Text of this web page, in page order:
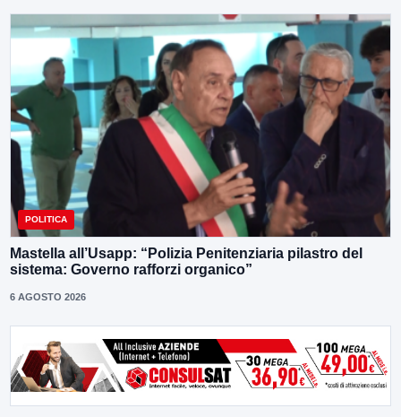
POLITICA
Mastella all’Usapp: “Polizia Penitenziaria pilastro del
sistema: Governo rafforzi organico”
6 AGOSTO 2026